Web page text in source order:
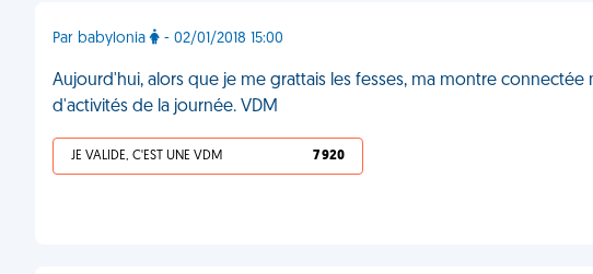
Par babylonia - 02/01/2018 15:00
Aujourd'hui, alors que je me grattais les fesses, ma montre
d'activités de la journée. VDM
JE VALIDE, C'EST UNE VDM 7 920